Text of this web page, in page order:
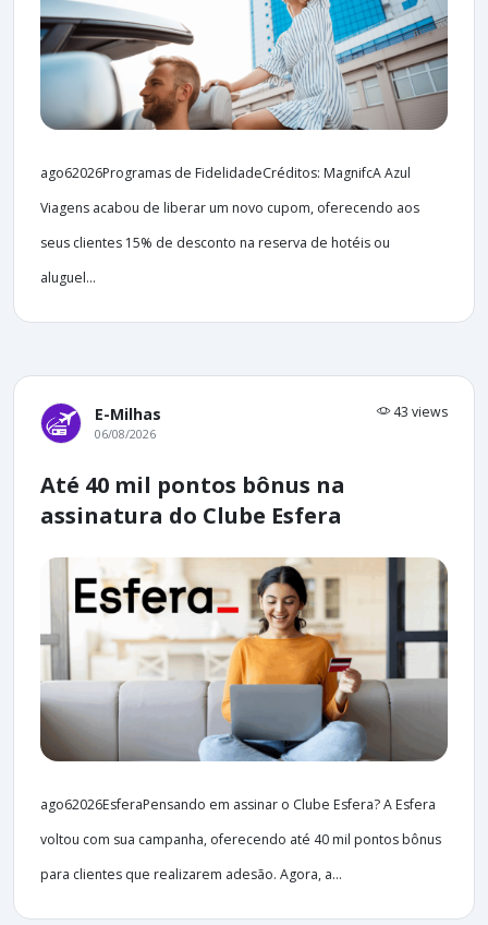
ago62026Programas de FidelidadeCréditos: MagnifcA Azul
Viagens acabou de liberar um novo cupom, oferecendo aos
seus clientes 15% de desconto na reserva de hotéis ou
aluguel...
E-Milhas 43 views
06/08/2026
Até 40 mil pontos bônus na
assinatura do Clube Esfera
ago62026EsferaPensando em assinar o Clube Esfera? A Esfera
voltou com sua campanha, oferecendo até 40 mil pontos bônus
para clientes que realizarem adesão. Agora, a...